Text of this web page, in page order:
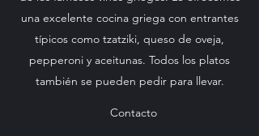
una excelente cocina griega con entrantes
típicos como tzatziki, queso de oveja,
pepperoni y aceitunas. Todos los platos
también se pueden pedir para llevar.
Contacto